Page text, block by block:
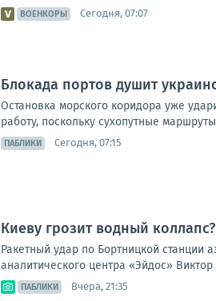
ВОЕНКОРЫ Сегодня, 07:07
Блокада портов душит
Остановка морского коридора уже
работу, поскольку сухопутные
ПАБЛИКИ Сегодня, 07:15
Киеву грозит водный
Ракетный удар по Бортницкой станции
аналитического центра «Эйдос» Виктор
ПАБЛИКИ Вчера, 21:35